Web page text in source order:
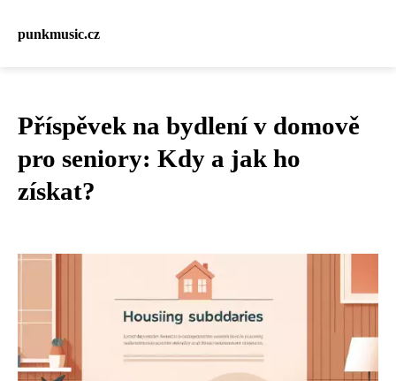
punkmusic.cz
Příspěvek na bydlení v domově
pro seniory: Kdy a jak ho
získat?